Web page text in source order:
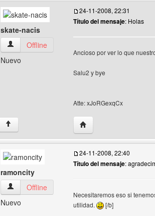
skate-nacis
skate-nacis Ver perfil del usuario
Offline
Nuevo
24-11-2008, 22:31
Título del mensaje: Holas
Ancioso por ver lo que
Salu2 y bye
Atte: xJoRGexqCx
↑ Visitar sitio web del
ramoncity
ramoncity Ver perfil del usuario
Offline
Nuevo
24-11-2008, 22:40
Título del mensaje:
Necesitaremos eso si
utilidad.
[/b]